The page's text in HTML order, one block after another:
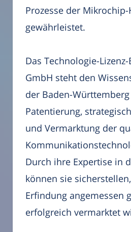
Prozesse der
gewährleistet.
Das Technologie-Lizenz-
GmbH steht den
der Baden-
Patentierung,
und Vermarktung der
Durch ihre Expertise in
können sie
Erfindung angemessen
erfolgreich vermarktet